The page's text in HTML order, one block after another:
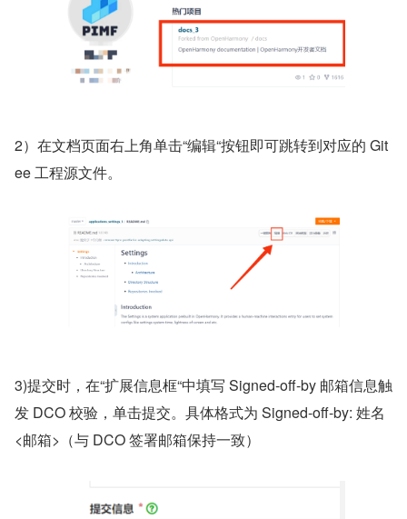
2）在文档页面右上角单击“编辑“按钮即可跳转到对应的 Git
ee 工程源文件。
3)提交时，在“扩展信息框“中填写 Signed-off-by 邮箱信息触
发 DCO 校验，单击提交。具体格式为 Signed-off-by: 姓名
<邮箱>（与 DCO 签署邮箱保持一致）